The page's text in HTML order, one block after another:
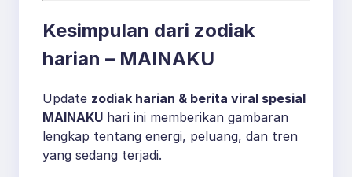
Kesimpulan dari zodiak
harian – MAINAKU
Update zodiak harian & berita viral spesial
MAINAKU hari ini memberikan gambaran
lengkap tentang energi, peluang, dan tren
yang sedang terjadi.